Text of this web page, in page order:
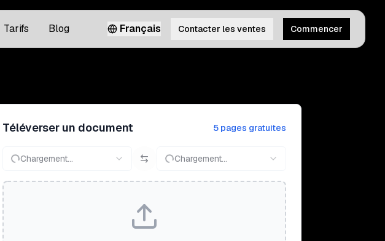
Tarifs Blog Français Contacter les ventes Commencer
Téléverser un document 5 pages gratuites
Chargement... Chargement...